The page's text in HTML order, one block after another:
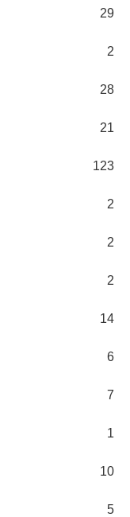
29
2
28
21
123
2
2
2
14
6
7
1
10
5